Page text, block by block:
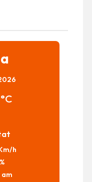
°C
h
am